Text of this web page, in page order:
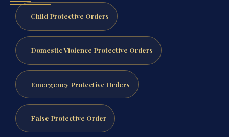
Child Protective Orders
Domestic Violence Protective Orders
Emergency Protective Orders
False Protective Order